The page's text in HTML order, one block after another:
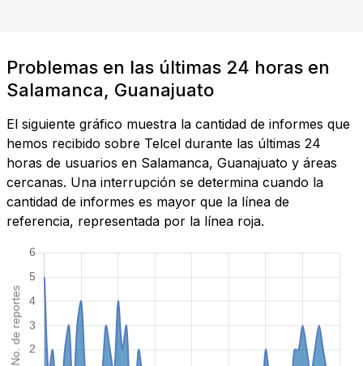
Problemas en las últimas 24 horas en
Salamanca, Guanajuato
El siguiente gráfico muestra la cantidad de informes que
hemos recibido sobre Telcel durante las últimas 24
horas de usuarios en Salamanca, Guanajuato y áreas
cercanas. Una interrupción se determina cuando la
cantidad de informes es mayor que la línea de
referencia, representada por la línea roja.